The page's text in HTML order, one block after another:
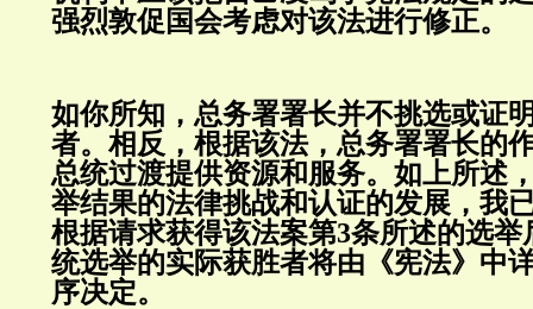
强烈敦促国会考虑对该法进行修正。
如你所知，总务署署长并不挑选或证
者。相反，根据该法，总务署署长的
总统过渡提供资源和服务。如上所述
举结果的法律挑战和认证的发展，我
根据请求获得该法案第3条所述的选
统选举的实际获胜者将由《宪法》中
序决定。